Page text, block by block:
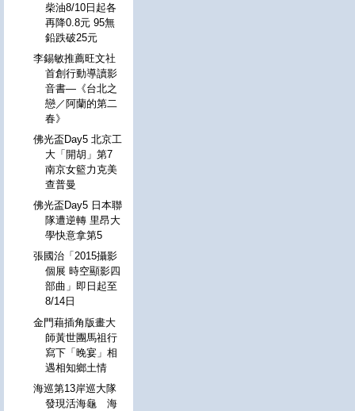
柴油8/10日起各
再降0.8元 95無
鉛跌破25元
李錫敏推薦旺文社
首創行動導讀影
音書—《台北之
戀／阿蘭的第二
春》
佛光盃Day5 北京工
大「開胡」第7
南京女籃力克美
查普曼
佛光盃Day5 日本聯
隊遭逆轉 里昂大
學快意拿第5
張國治「2015攝影
個展 時空顯影四
部曲」即日起至
8/14日
金門藉插角版畫大
師黃世團馬祖行
寫下「晚宴」相
遇相知鄉土情
海巡第13岸巡大隊
發現活海龜 海